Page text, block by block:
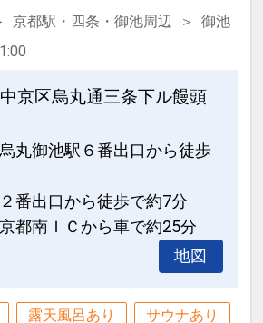
京都駅・四条・御池周辺
御池
京区烏丸通三条下ル饅頭
丸御池駅６番出口から徒歩
番出口から徒歩で約7分
都南ＩＣから車で約25分
地図
露天風呂あり サウナあり